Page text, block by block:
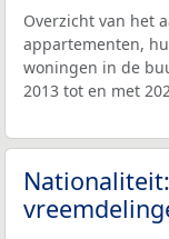
Overzicht van het
appartementen,
woningen in de
2013 tot en met